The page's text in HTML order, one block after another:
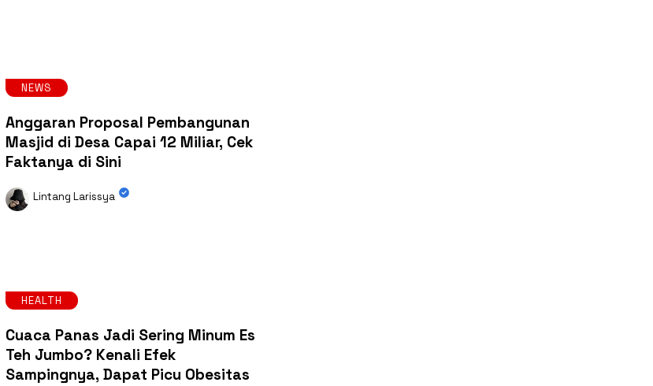
NEWS
Anggaran Proposal Pembangunan
Masjid di Desa Capai 12 Miliar, Cek
Faktanya di Sini
Lintang Larissya
HEALTH
Cuaca Panas Jadi Sering Minum Es
Teh Jumbo? Kenali Efek
Sampingnya, Dapat Picu Obesitas